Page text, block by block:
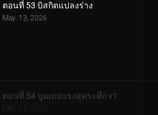
ตอนที่ 53 บิสกิตแปลงร่าง
May. 13, 2026
ตอนที่ 54 บูมเมอแรงสุดระทึก v1
May. 13, 2026